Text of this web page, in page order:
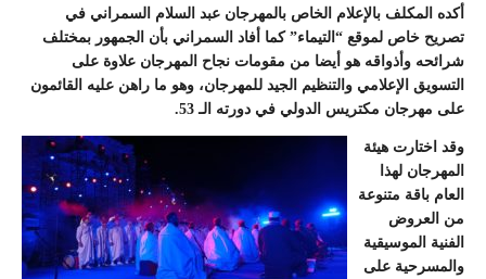
أكده المكلف بالإعلام الخاص بالمهرجان عبد السلام السمراني في
تصريح خاص لموقع “التيماء” كما أفاد السمراني بأن الجمهور بمختلف
شرائحه وأذواقه هو أيضا من مقومات نجاح المهرجان علاوة على
التسويق الإعلامي والتنظيم الجيد للمهرجان، وهو ما راهن عليه القائمون
على مهرجان مكتريس الدولي في دورته الـ 53.
وقد اختارت هيئة
المهرجان لهذا
العام باقة متنوعة
من العروض
الفنية الموسيقية
والمسرحية على